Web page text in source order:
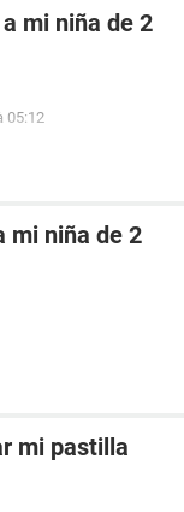
mi niña de 2
05:12
mi niña de 2
mi pastilla